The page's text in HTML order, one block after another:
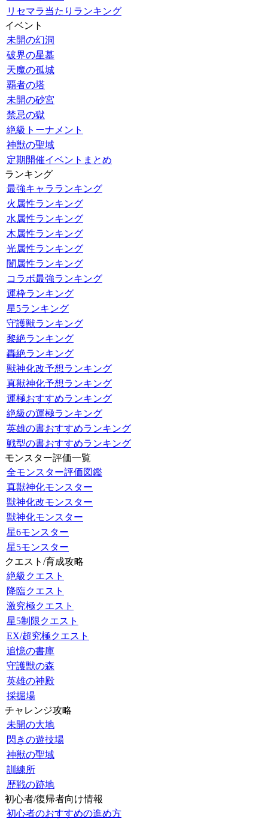
リセマラ当たりランキング
イベント
未開の幻洞
破界の星墓
天魔の孤城
覇者の塔
未開の砂宮
禁忌の獄
絶級トーナメント
神獣の聖域
定期開催イベントまとめ
ランキング
最強キャラランキング
火属性ランキング
水属性ランキング
木属性ランキング
光属性ランキング
闇属性ランキング
コラボ最強ランキング
運枠ランキング
星5ランキング
守護獣ランキング
黎絶ランキング
轟絶ランキング
獣神化改予想ランキング
真獣神化予想ランキング
運極おすすめランキング
絶級の運極ランキング
英雄の書おすすめランキング
戦型の書おすすめランキング
モンスター評価一覧
全モンスター評価図鑑
真獣神化モンスター
獣神化改モンスター
獣神化モンスター
星6モンスター
星5モンスター
クエスト/育成攻略
絶級クエスト
降臨クエスト
激究極クエスト
星5制限クエスト
EX/超究極クエスト
追憶の書庫
守護獣の森
英雄の神殿
採掘場
チャレンジ攻略
未開の大地
閃きの遊技場
神獣の聖域
訓練所
歴戦の跡地
初心者/復帰者向け情報
初心者のおすすめの進め方